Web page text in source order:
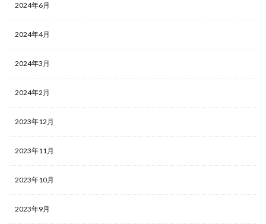
2024年6月
2024年4月
2024年3月
2024年2月
2023年12月
2023年11月
2023年10月
2023年9月